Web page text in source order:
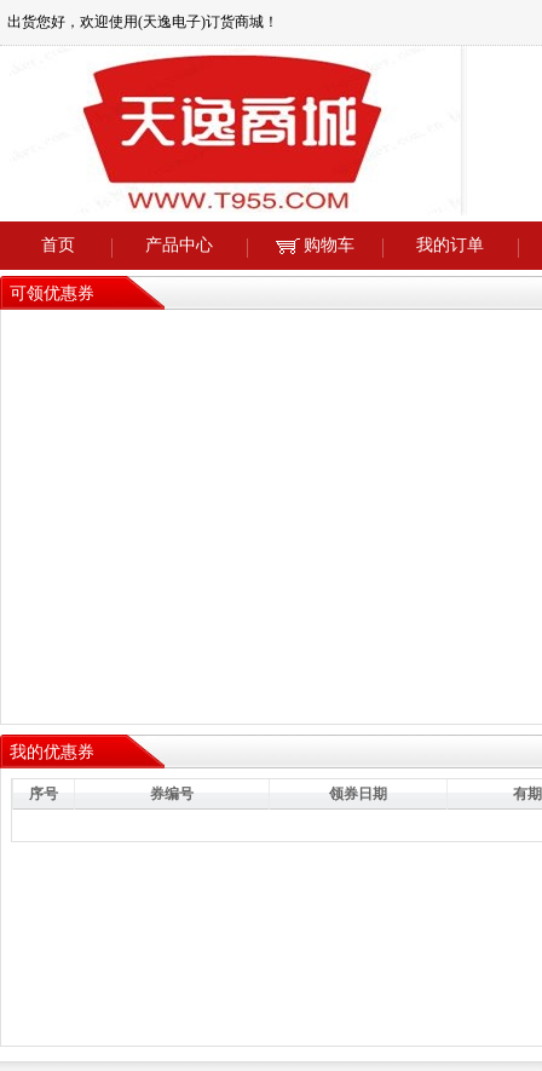
出货您好，欢迎使用(天逸电子)订货商城！
首页 产品中心 购物车 我的订单
可领优惠券
我的优惠券
序号 券编号 领券日期 有